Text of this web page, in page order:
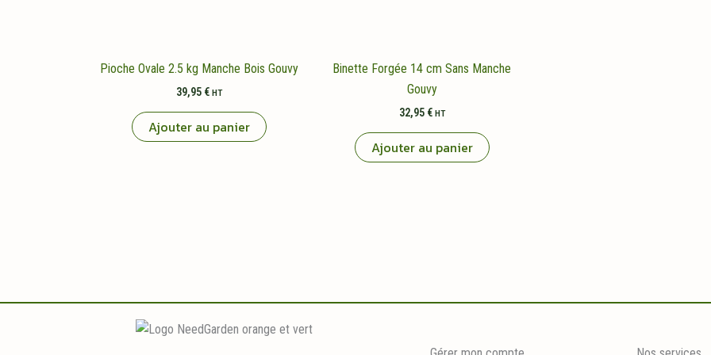
Pioche Ovale 2.5 kg Manche Bois Gouvy
39,95 € HT
Ajouter au panier
Binette Forgée 14 cm Sans Manche
Gouvy
32,95 € HT
Ajouter au panier